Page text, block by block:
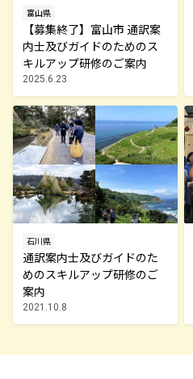
富山県
【募集終了】富山市 通訳案
内士及びガイドのためのス
キルアップ研修のご案内
2025.6.23
石川県
通訳案内士及びガイドのた
めのスキルアップ研修のご
案内
2021.10.8